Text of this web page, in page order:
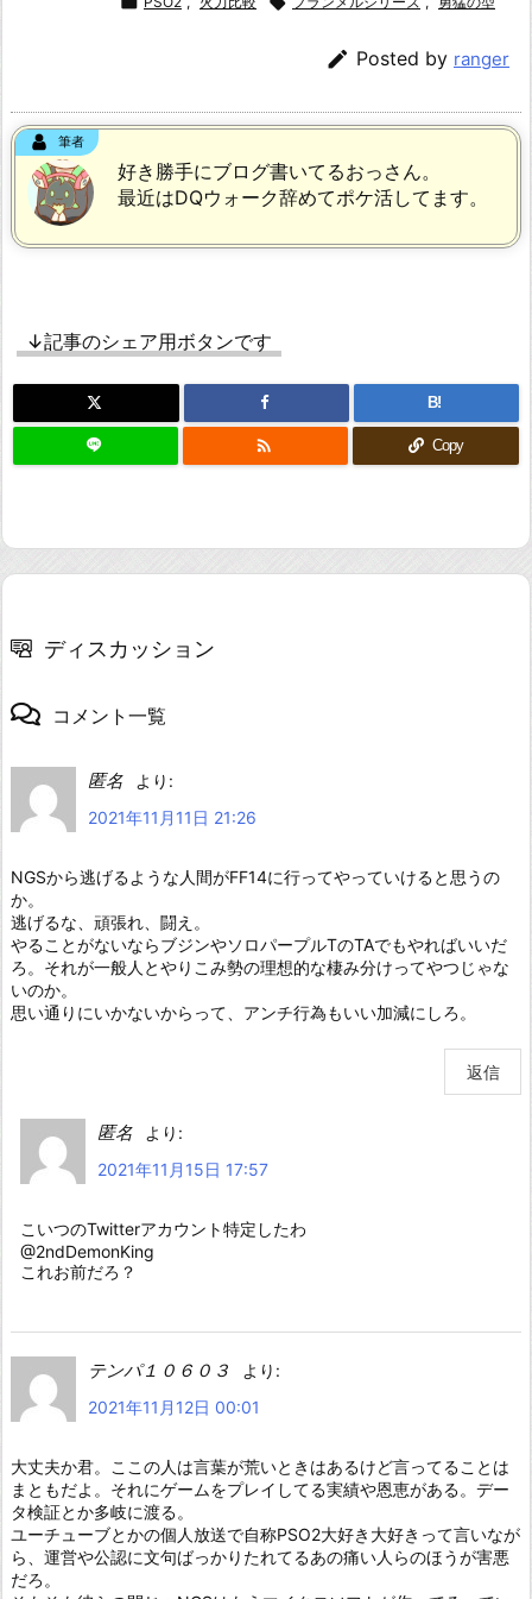
Lv15版
Lv24版
 Posted by ranger
筆者
好き勝手にブログ書いてるおっさん。
最近はDQウォーク辞めてポケ活してます。
↓記事のシェア用ボタンです
B!
 Copy
ディスカッション
コメント一覧
匿名
より:
2021年11月11日 21:26
NGSから逃げるような人間がFF14に行ってやっていけると思うの
か。
逃げるな、頑張れ、闘え。
やることがないならブジンやソロパープルTのTAでもやればいいだ
ろ。それが一般人とやりこみ勢の理想的な棲み分けってやつじゃな
いのか。
思い通りにいかないからって、アンチ行為もいい加減にしろ。
返信
匿名
より:
2021年11月15日 17:57
こいつのTwitterアカウント特定したわ
@2ndDemonKing
これお前だろ？
テンパ１０６０３
より:
2021年11月12日 00:01
大丈夫か君。ここの人は言葉が荒いときはあるけど言ってることは
まともだよ。それにゲームをプレイしてる実績や恩恵がある。デー
タ検証とか多岐に渡る。
ユーチューブとかの個人放送で自称PSO2大好き大好きって言いなが
ら、運営や公認に文句ばっかりたれてるあの痛い人らのほうが害悪
だろ。